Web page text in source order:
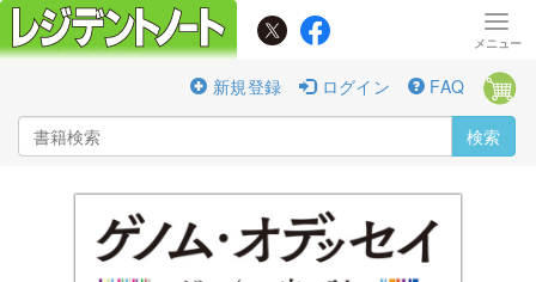
新規登録 ログイン FAQ
検索